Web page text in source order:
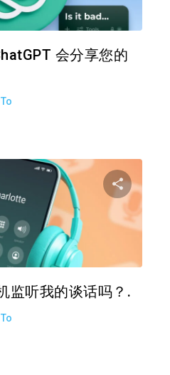
会分享您的
分
监听我的谈话吗？.